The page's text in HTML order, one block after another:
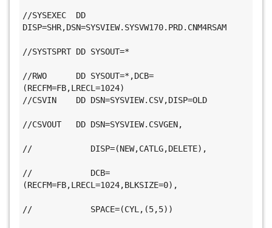
//SYSEXEC  DD
DISP=SHR,DSN=SYSVIEW.SYSVW170.PRD.CNM4RSAM
//SYSTSPRT DD SYSOUT=*
//RWO      DD SYSOUT=*,DCB=
(RECFM=FB,LRECL=1024)
//CSVIN    DD DSN=SYSVIEW.CSV,DISP=OLD
//CSVOUT   DD DSN=SYSVIEW.CSVGEN,
//            DISP=(NEW,CATLG,DELETE),
//            DCB=
(RECFM=FB,LRECL=1024,BLKSIZE=0),
//            SPACE=(CYL,(5,5))